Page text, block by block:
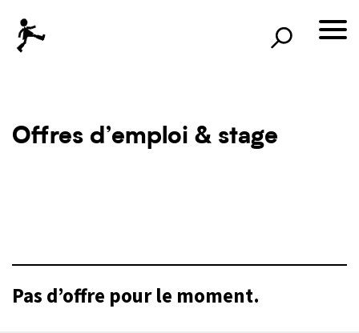
Rechercher ×
Offres d’emploi & stage
Pas d’offre pour le moment.